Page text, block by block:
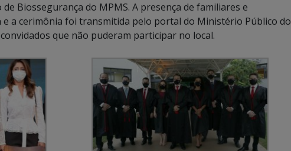
Biossegurança do MPMS. A presença de familiares e
a cerimônia foi transmitida pelo portal do Ministério Público do
que não puderam participar no local.